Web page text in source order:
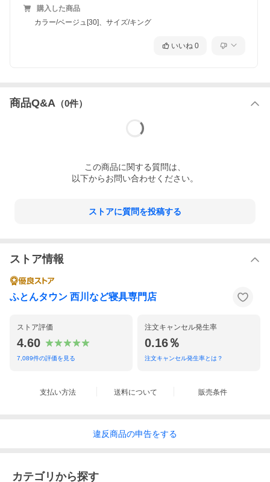
購入した商品
カラー/ベージュ[30]、サイズ/キング
いいね 0
商品Q&A （0件）
この商品に関する質問は、
以下からお問い合わせください。
ストアに質問を投稿する
ストア情報
ふとんタウン 西川など寝具専門店
ストア評価
4.60
7,089件の評価を見る
注文キャンセル発生率
0.16％
注文キャンセル発生率とは？
支払い方法 送料について 販売条件
違反商品の申告をする
カテゴリから探す